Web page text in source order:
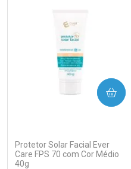
Protetor Solar Facial Ever
Care FPS 70 com Cor Médio
40g
COMPRAR